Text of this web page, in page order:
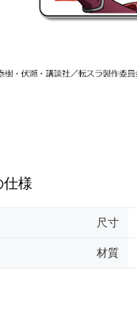
仕様
尺寸
材質